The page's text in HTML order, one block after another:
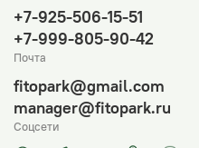
+7-925-506-15-51
+7-999-805-90-42
Почта
fitopark@gmail.com
manager@fitopark.ru
Соцсети